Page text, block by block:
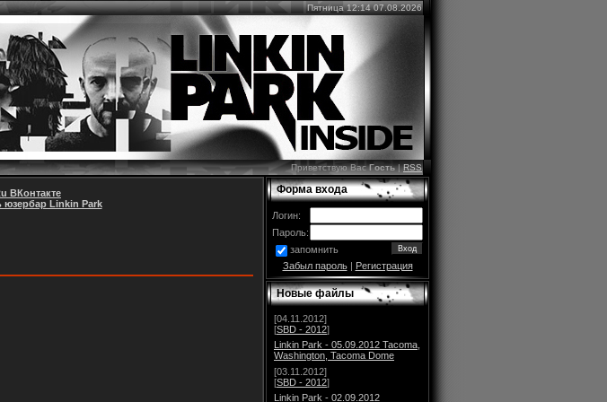
Пятница 12:14 07.08.2026
Приветствую ВасГость|RSS
ВКонтакте
юзербар Linkin Park
Форма входа
Логин:
Пароль:
запомнить
Забыл пароль| Регистрация
Новые файлы
[04.11.2012]
[SBD - 2012]
Linkin Park - 05.09.2012 Tacoma,
Washington, Tacoma Dome
[03.11.2012]
[SBD - 2012]
Linkin Park - 02.09.2012